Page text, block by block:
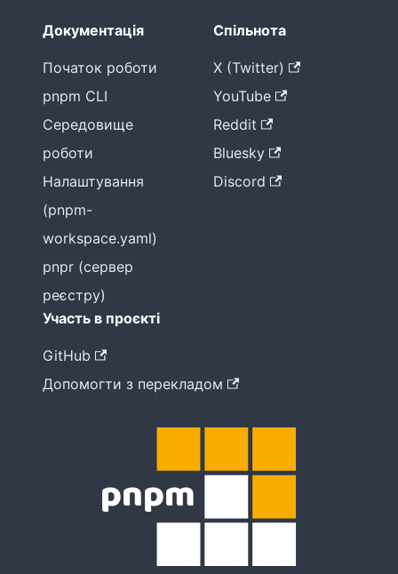
Документація
Початок роботи
pnpm CLI
Середовище
роботи
Налаштування
(pnpm-
workspace.yaml)
pnpr (сервер
реєстру)
Спільнота
X (Twitter)
YouTube
Reddit
Bluesky
Discord
Участь в проєкті
GitHub
Допомогти з перекладом